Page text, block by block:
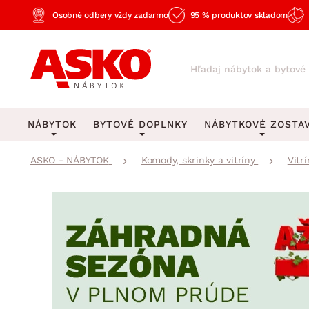
Osobné odbery vždy zadarmo 95 % produktov skladom
NÁBYTOK
Obývacia izba
Spálňa
BYTOVÉ DOPLNKY
KOBERCE
Veľké a stredné koberce
Detské koberce
Kúpeľňové predložky
OSVETLENIE
Stolové lampy a
Lustre a závesné
Zobrazit vše
NÁBYTKOVÉ
Obývacie
Spálňové
Kancelárske
Kuchynské
Detské
Predsieňové
ASKO - NÁBYTOK Komody, skrinky a vitríny